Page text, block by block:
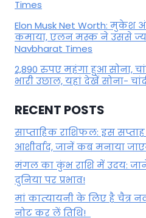
Times
Elon Musk Net Worth: मुकेश
कमाया, एलन मस्क ने उससे
Navbharat Times
2,890 रुपए महंगा हुआ सोना,
भारी उछाल, यहां देखें सोना-
RECENT POSTS
साप्ताहिक राशिफल: इस
आशीर्वाद, जानें कब मनाया
मंगल का कुंभ राशि में उदय:
दुनिया पर प्रभाव!
मां कात्‍यायनी के लिए है चैत्र
नोट कर लें तिथि!